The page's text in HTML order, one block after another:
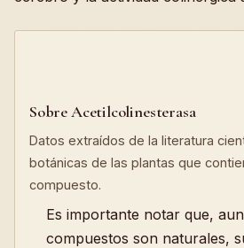
Sobre Acetilcolinesterasa
Datos extraídos de la literatura
botánicas de las plantas que
compuesto.
Es importante notar que,
compuestos son naturales,